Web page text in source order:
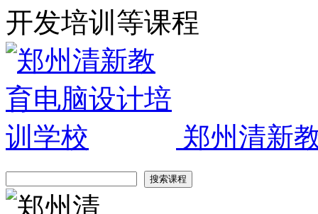
开发培训等课程
郑州清新